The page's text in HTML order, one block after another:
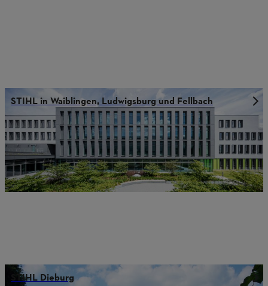
STIHL in Waiblingen, Ludwigsburg und Fellbach
STIHL Dieburg